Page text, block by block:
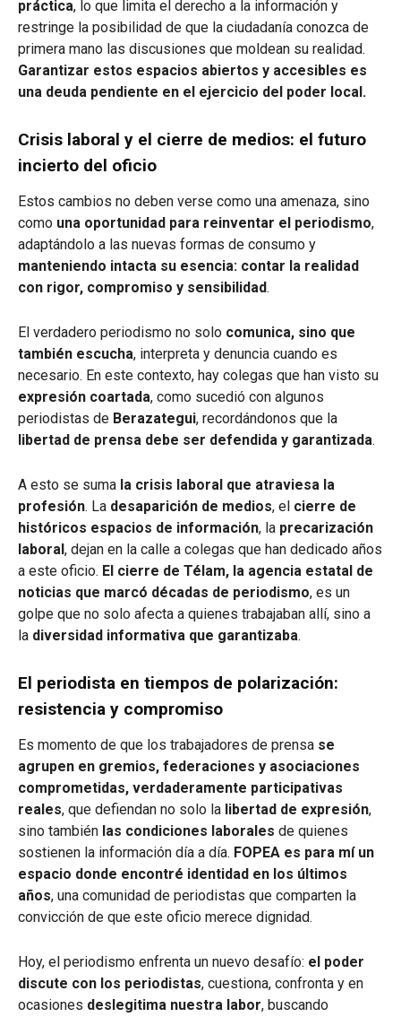
práctica, lo que limita el derecho a la información y
restringe la posibilidad de que la ciudadanía conozca de
primera mano las discusiones que moldean su realidad.
Garantizar estos espacios abiertos y accesibles es
una deuda pendiente en el ejercicio del poder local.
Crisis laboral y el cierre de medios: el futuro
incierto del oficio
Estos cambios no deben verse como una amenaza, sino
como una oportunidad para reinventar el periodismo,
adaptándolo a las nuevas formas de consumo y
manteniendo intacta su esencia: contar la realidad
con rigor, compromiso y sensibilidad.
El verdadero periodismo no solo comunica, sino que
también escucha, interpreta y denuncia cuando es
necesario. En este contexto, hay colegas que han visto su
expresión coartada, como sucedió con algunos
periodistas de Berazategui, recordándonos que la
libertad de prensa debe ser defendida y garantizada.
A esto se suma la crisis laboral que atraviesa la
profesión. La desaparición de medios, el cierre de
históricos espacios de información, la precarización
laboral, dejan en la calle a colegas que han dedicado años
a este oficio. El cierre de Télam, la agencia estatal de
noticias que marcó décadas de periodismo, es un
golpe que no solo afecta a quienes trabajaban allí, sino a
la diversidad informativa que garantizaba.
El periodista en tiempos de polarización:
resistencia y compromiso
Es momento de que los trabajadores de prensa se
agrupen en gremios, federaciones y asociaciones
comprometidas, verdaderamente participativas
reales, que defiendan no solo la libertad de expresión,
sino también las condiciones laborales de quienes
sostienen la información día a día. FOPEA es para mí un
espacio donde encontré identidad en los últimos
años, una comunidad de periodistas que comparten la
convicción de que este oficio merece dignidad.
Hoy, el periodismo enfrenta un nuevo desafío: el poder
discute con los periodistas, cuestiona, confronta y en
ocasiones deslegitima nuestra labor, buscando